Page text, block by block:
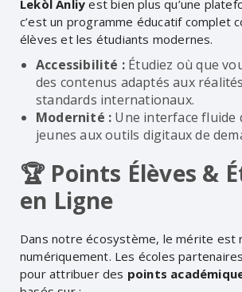
Lekòl Anliy est bien plus qu’une
c’est un programme éducatif complet
élèves et les étudiants modernes.
Accessibilité : Étudiez où que
des contenus adaptés aux
standards internationaux.
Modernité : Une interface fluide
jeunes aux outils digitaux de
🏆 Points Élèves &
en Ligne
Dans notre écosystème, le mérite est
numériquement. Les écoles
pour attribuer des points